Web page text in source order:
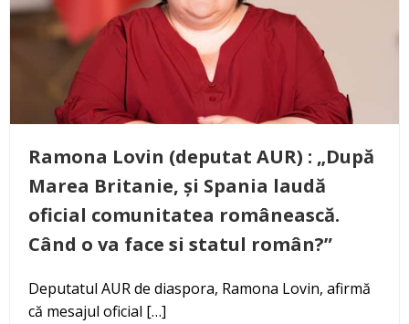
Ramona Lovin (deputat AUR) : „După
Marea Britanie, și Spania laudă
oficial comunitatea românească.
Când o va face si statul român?”
Deputatul AUR de diaspora, Ramona Lovin, afirmă
că mesajul oficial […]